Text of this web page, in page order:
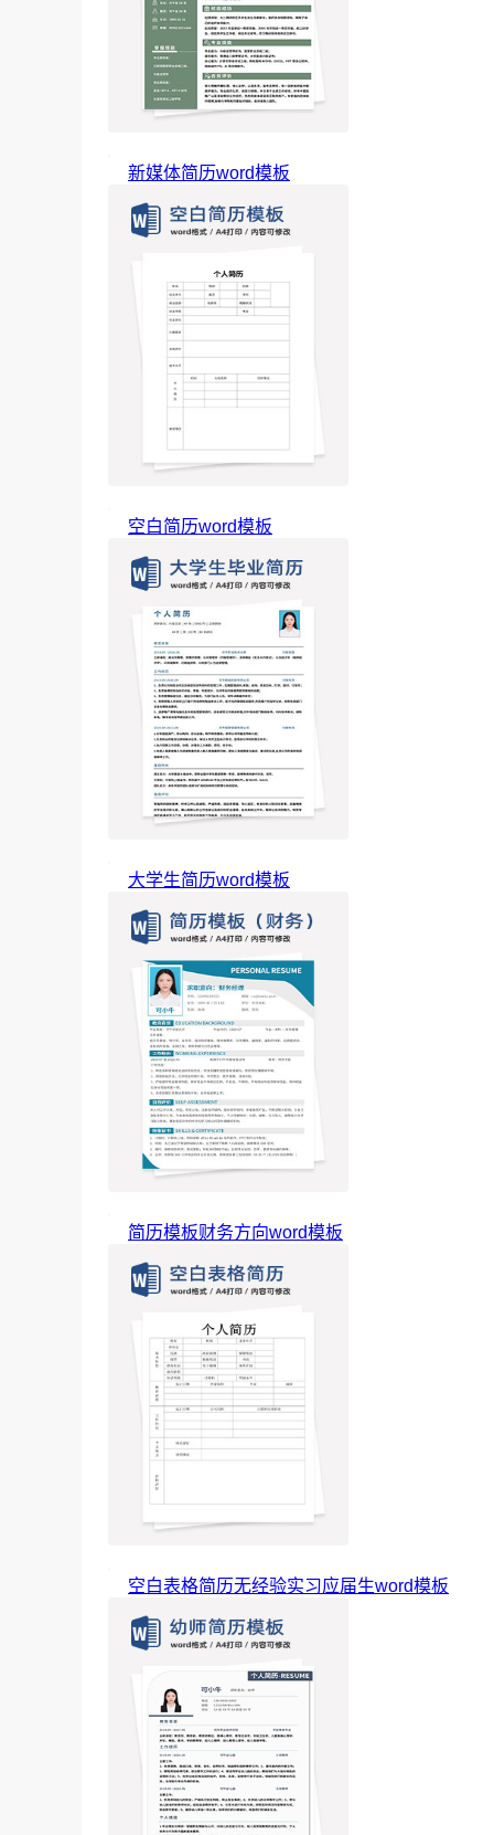
新媒体简历word模板
空白简历word模板
大学生简历word模板
简历模板财务方向word模板
空白表格简历无经验实习应届生word模板